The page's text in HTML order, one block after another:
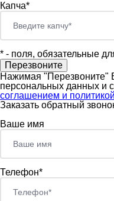
Капча*
* - поля, обязательные
Нажимая "Перезвоните"
персональных данных и
соглашением и
Заказать обратный
Ваше имя
Телефон*